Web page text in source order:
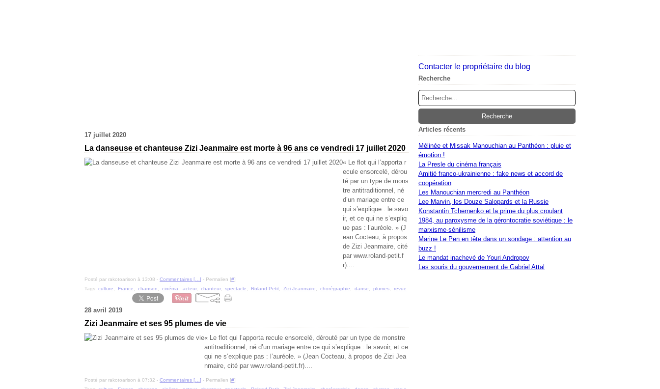
17 juillet 2020
La danseuse et chanteuse Zizi Jeanmaire est morte à 96 ans ce vendredi 17 juillet 2020
« Le flot qui l’apporta r
ecule ensorcelé, dérou
té par un type de mons
tre antitraditionnel, né
d’un mariage entre ce
qui s’explique : le savo
ir, et ce qui ne s’expliq
ue pas : l’auréole. » (J
ean Cocteau, à propos
de Zizi Jeanmaire, cité
par www.roland-petit.f
r)....
Posté par rakotoarison à 13:08 - Commentaires [ ] - Permalien [#]
Tags: culture France chanson cinéma acteur, chanteur, spectacle Roland Petit Zizi Jeanmaire chorégraphie danse plumes revue
28 avril 2019
Zizi Jeanmaire et ses 95 plumes de vie
« Le flot qui l’apporta recule ensorcelé, dérouté par un type de monstre
antitraditionnel, né d’un mariage entre ce qui s’explique : le savoir, et ce
qui ne s’explique pas : l’auréole. » (Jean Cocteau, à propos de Zizi Jea
nmaire, cité par www.roland-petit.fr)....
Posté par rakotoarison à 07:32 - Commentaires [ ] - Permalien [#]
Contacter le propriétaire du blog
Recherche
Articles récents
Mélinée et Missak Manouchian au Panthéon : pluie et
émotion !
La Presle du cinéma français
Amitié franco-ukrainienne : fake news et accord de
coopération
Les Manouchian mercredi au Panthéon
Lee Marvin, les Douze Salopards et la Russie
Konstantin Tchernenko et la prime du plus croulant
1984, au paroxysme de la gérontocratie soviétique : le
marxisme-sénilisme
Marine Le Pen en tête dans un sondage : attention au
buzz !
Le mandat inachevé de Youri Andropov
Les souris du gouvernement de Gabriel Attal